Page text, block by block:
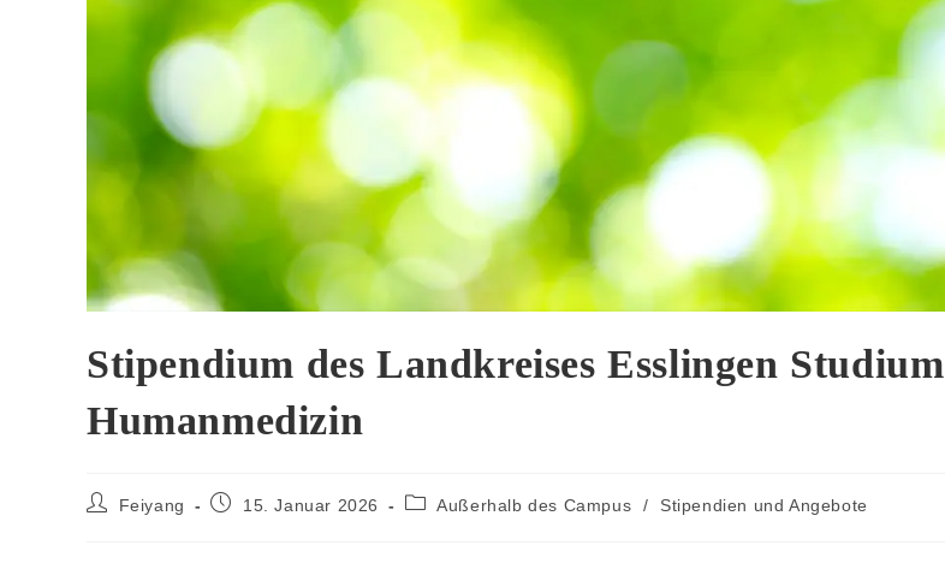
Stipendium des Landkreises Esslingen Studium
Humanmedizin
Feiyang 15. Januar 2026 Außerhalb des Campus / Stipendien und Angebote